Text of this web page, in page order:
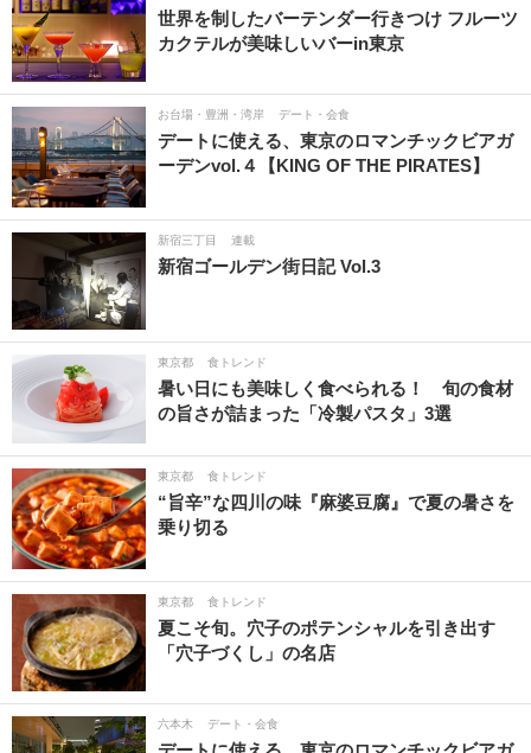
世界を制したバーテンダー行きつけ フルーツ
カクテルが美味しいバーin東京
お台場・豊洲・湾岸 デート・会食
デートに使える、東京のロマンチックビアガ
ーデンvol.４【KING OF THE PIRATES】
新宿三丁目 連載
新宿ゴールデン街日記 Vol.3
東京都 食トレンド
暑い日にも美味しく食べられる！ 旬の食材
の旨さが詰まった「冷製パスタ」3選
東京都 食トレンド
“旨辛”な四川の味『麻婆豆腐』で夏の暑さを
乗り切る
東京都 食トレンド
夏こそ旬。穴子のポテンシャルを引き出す
「穴子づくし」の名店
六本木 デート・会食